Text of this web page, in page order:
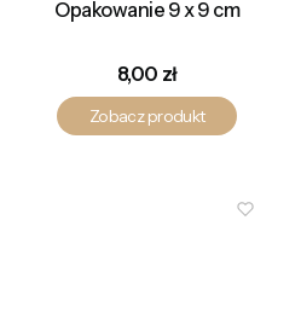
Opakowanie 9 x 9 cm
Cena
8,00 zł
Zobacz produkt